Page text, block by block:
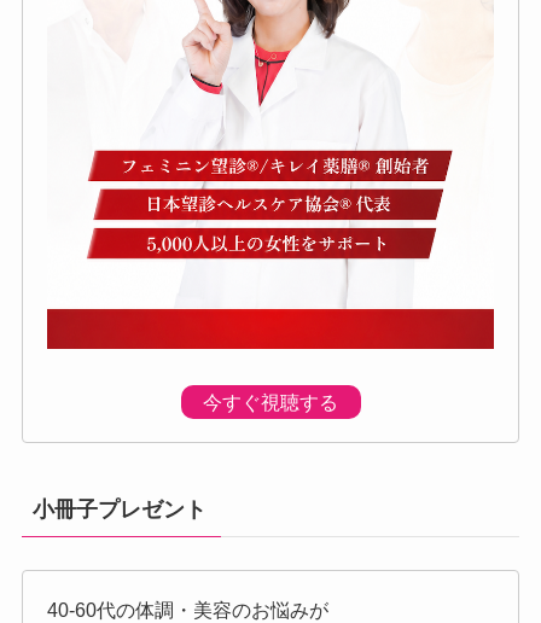
今すぐ視聴する
小冊子プレゼント
40-60代の体調・美容のお悩みが